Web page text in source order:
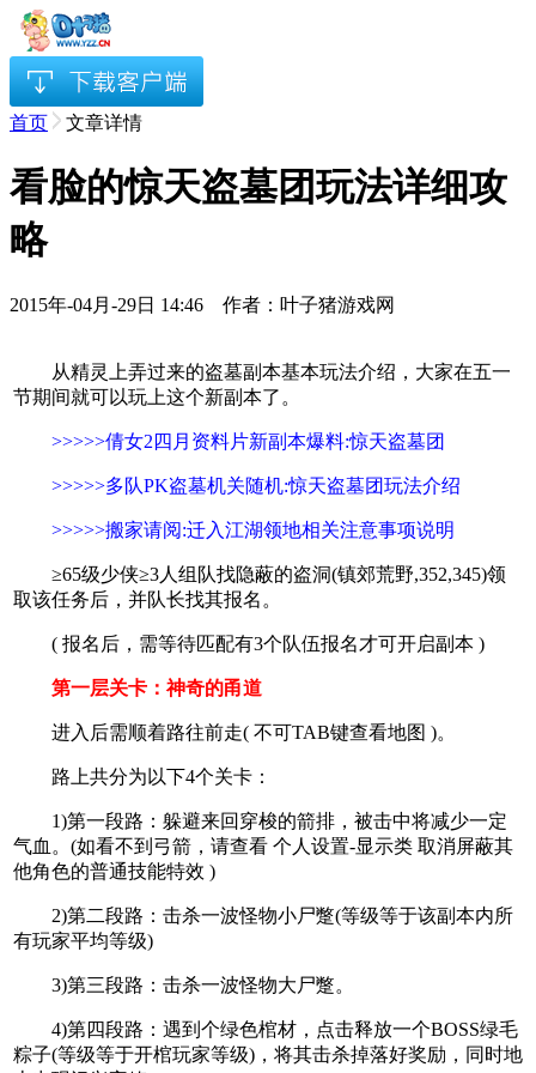
首页 文章详情
看脸的惊天盗墓团玩法详细攻
略
2015年-04月-29日 14:46 作者：叶子猪游戏网
从精灵上弄过来的盗墓副本基本玩法介绍，大家在五一
节期间就可以玩上这个新副本了。
>>>>>倩女2四月资料片新副本爆料:惊天盗墓团
>>>>>多队PK盗墓机关随机:惊天盗墓团玩法介绍
>>>>>搬家请阅:迁入江湖领地相关注意事项说明
≥65级少侠≥3人组队找隐蔽的盗洞(镇郊荒野,352,345)领
取该任务后，并队长找其报名。
( 报名后，需等待匹配有3个队伍报名才可开启副本 )
第一层关卡：神奇的甬道
进入后需顺着路往前走( 不可TAB键查看地图 )。
路上共分为以下4个关卡：
1)第一段路：躲避来回穿梭的箭排，被击中将减少一定
气血。(如看不到弓箭，请查看 个人设置-显示类 取消屏蔽其
他角色的普通技能特效 )
2)第二段路：击杀一波怪物小尸蹩(等级等于该副本内所
有玩家平均等级)
3)第三段路：击杀一波怪物大尸蹩。
4)第四段路：遇到个绿色棺材，点击释放一个BOSS绿毛
粽子(等级等于开棺玩家等级)，将其击杀掉落好奖励，同时地